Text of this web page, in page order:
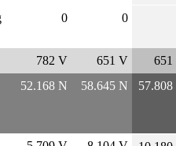
0 0
782 V 651 V
52.168 N 58.645 N